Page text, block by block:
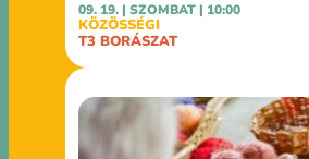
09. 19. | SZOMBAT | 10:00
KÖZÖSSÉGI
T3 BORÁSZAT